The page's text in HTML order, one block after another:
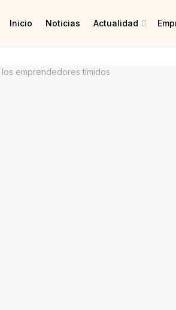
Inicio Noticias Actualidad